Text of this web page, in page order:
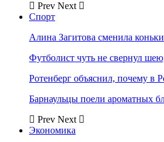
Prev Next
Спорт
Алина Загитова сменила
Футболист чуть не свернул
Ротенберг объяснил, почему в
Барнаульцы поели ароматных
Prev Next
Экономика